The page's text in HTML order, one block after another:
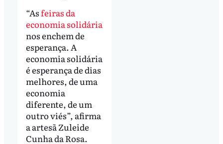
“Asfeiras da
economia solidária
nos enchem de
esperança. A
economia solidária
é esperança de dias
melhores, de uma
economia
diferente, de um
outro viés”, afirma
a artesã Zuleide
Cunha da Rosa.